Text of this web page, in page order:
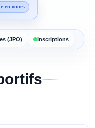
en cours
(JPO) Inscriptions